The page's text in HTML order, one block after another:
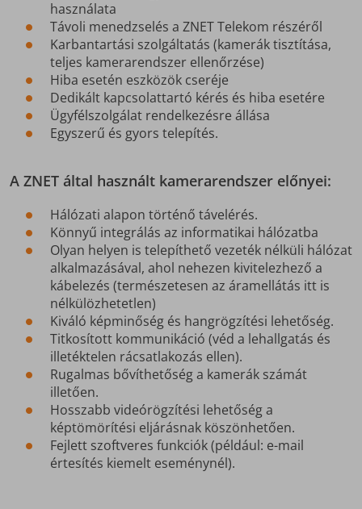
használata
Távoli menedzselés a ZNET Telekom részéről
Karbantartási szolgáltatás (kamerák tisztítása,
teljes kamerarendszer ellenőrzése)
Hiba esetén eszközök cseréje
Dedikált kapcsolattartó kérés és hiba esetére
Ügyfélszolgálat rendelkezésre állása
Egyszerű és gyors telepítés.
A ZNET által használt kamerarendszer előnyei:
Hálózati alapon történő távelérés.
Könnyű integrálás az informatikai hálózatba
Olyan helyen is telepíthető vezeték nélküli hálózat
alkalmazásával, ahol nehezen kivitelezhező a
kábelezés (természetesen az áramellátás itt is
nélkülözhetetlen)
Kiváló képminőség és hangrögzítési lehetőség.
Titkosított kommunikáció (véd a lehallgatás és
illetéktelen rácsatlakozás ellen).
Rugalmas bővíthetőség a kamerák számát
illetően.
Hosszabb videórögzítési lehetőség a
képtömörítési eljárásnak köszönhetően.
Fejlett szoftveres funkciók (például: e-mail
értesítés kiemelt eseménynél).